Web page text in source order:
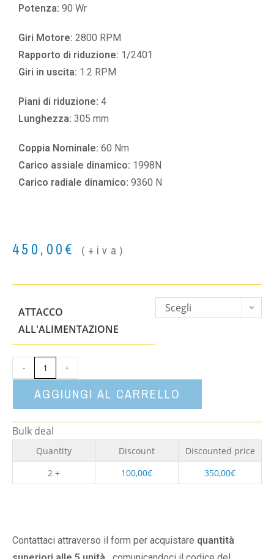
Potenza: 90 Wr
Giri Motore: 2800 RPM
Rapporto di riduzione: 1/2401
Giri in uscita: 1.2 RPM
Piani di riduzione: 4
Lunghezza: 305 mm
Coppia Nominale: 60 Nm
Carico assiale dinamico: 1998N
Carico radiale dinamico: 9360 N
450,00€ (+iva)
ATTACCO
ALL'ALIMENTAZIONE
Scegli
- +
AGGIUNGI AL CARRELLO
Bulk deal
Quantity Discount
Discounted price
2 +
100,00€ 350,00€
Contattaci attraverso il form per acquistare quantità